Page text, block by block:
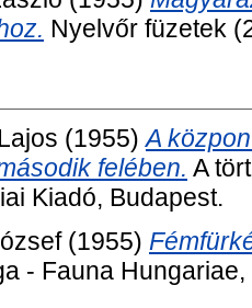
Nyelvőr füzetek
(1955)A
felében. A
Kiadó, Budapest.
(1955)
- Fauna